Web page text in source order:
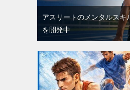
アスリートのメンタルスキ
を開発中